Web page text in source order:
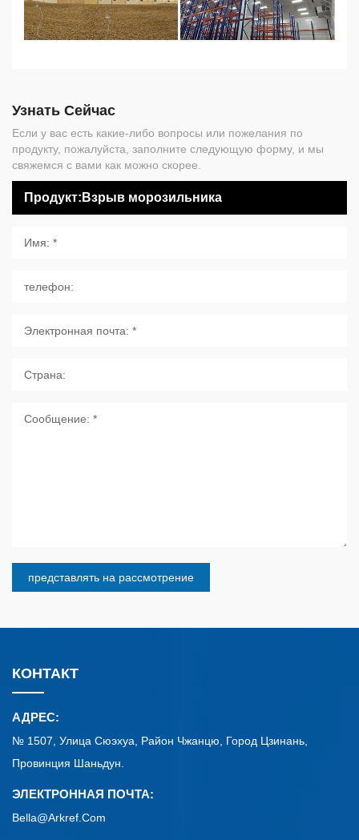
Узнать Сейчас
Если у вас есть какие-либо вопросы или пожелания по
продукту, пожалуйста, заполните следующую форму, и мы
свяжемся с вами как можно скорее.
представлять на рассмотрение
КОНТАКТ
АДРЕС:
№ 1507, Улица Сюэхуа, Район Чжанцю, Город Цзинань,
Провинция Шаньдун.
ЭЛЕКТРОННАЯ ПОЧТА:
Bella@arkref.com